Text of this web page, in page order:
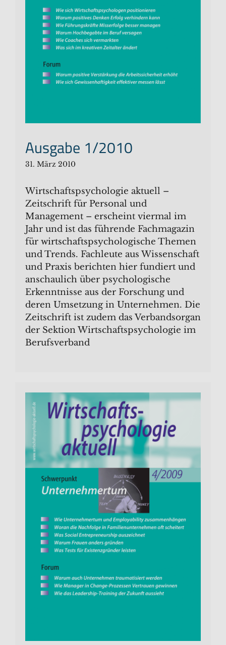
Ausgabe 1/2010
31. März 2010
Wirtschaftspsychologie aktuell –
Zeitschrift für Personal und
Management – erscheint viermal im
Jahr und ist das führende Fachmagazin
für wirtschaftspsychologische Themen
und Trends. Fachleute aus Wissenschaft
und Praxis berichten hier fundiert und
anschaulich über psychologische
Erkenntnisse aus der Forschung und
deren Umsetzung in Unternehmen. Die
Zeitschrift ist zudem das Verbandsorgan
der Sektion Wirtschaftspsychologie im
Berufsverband